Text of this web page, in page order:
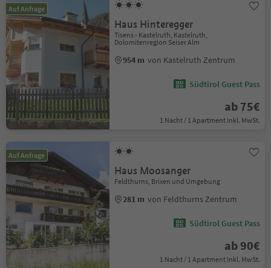
Auf Anfrage
Haus Hinteregger
Tisens - Kastelruth, Kastelruth,
Dolomitenregion Seiser Alm
954 m von Kastelruth Zentrum
Südtirol Guest Pass
ab 75€
1 Nacht / 1 Apartment Inkl. MwSt.
Auf Anfrage
Haus Moosanger
Feldthurns, Brixen und Umgebung
281 m von Feldthurns Zentrum
Südtirol Guest Pass
ab 90€
1 Nacht / 1 Apartment Inkl. MwSt.